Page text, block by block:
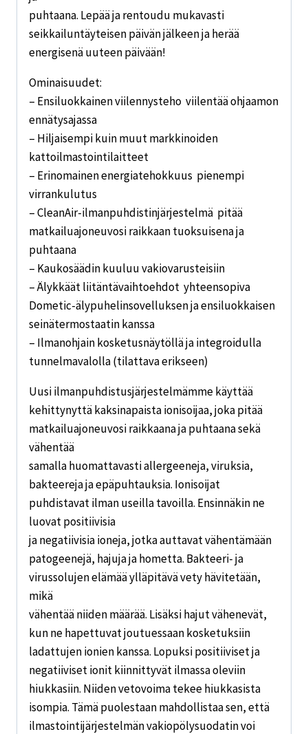
puhtaana. Lepää ja rentoudu mukavasti
seikkailuntäyteisen päivän jälkeen ja herää
energisenä uuteen päivään!
Ominaisuudet:
– Ensiluokkainen viilennysteho  viilentää ohjaamon
ennätysajassa
– Hiljaisempi kuin muut markkinoiden
kattoilmastointilaitteet
– Erinomainen energiatehokkuus  pienempi
virrankulutus
– CleanAir-ilmanpuhdistinjärjestelmä  pitää
matkailuajoneuvosi raikkaan tuoksuisena ja
puhtaana
– Kaukosäädin kuuluu vakiovarusteisiin
– Älykkäät liitäntävaihtoehdot  yhteensopiva
Dometic-älypuhelinsovelluksen ja ensiluokkaisen
seinätermostaatin kanssa
– Ilmanohjain kosketusnäytöllä ja integroidulla
tunnelmavalolla (tilattava erikseen)
Uusi ilmanpuhdistusjärjestelmämme käyttää
kehittynyttä kaksinapaista ionisoijaa, joka pitää
matkailuajoneuvosi raikkaana ja puhtaana sekä
vähentää
samalla huomattavasti allergeeneja, viruksia,
bakteereja ja epäpuhtauksia. Ionisoijat
puhdistavat ilman useilla tavoilla. Ensinnäkin ne
luovat positiivisia
ja negatiivisia ioneja, jotka auttavat vähentämään
patogeenejä, hajuja ja hometta. Bakteeri- ja
virussolujen elämää ylläpitävä vety hävitetään,
mikä
vähentää niiden määrää. Lisäksi hajut vähenevät,
kun ne hapettuvat joutuessaan kosketuksiin
ladattujen ionien kanssa. Lopuksi positiiviset ja
negatiiviset ionit kiinnittyvät ilmassa oleviin
hiukkasiin. Niiden vetovoima tekee hiukkasista
isompia. Tämä puolestaan mahdollistaa sen, että
ilmastointijärjestelmän vakiopölysuodatin voi